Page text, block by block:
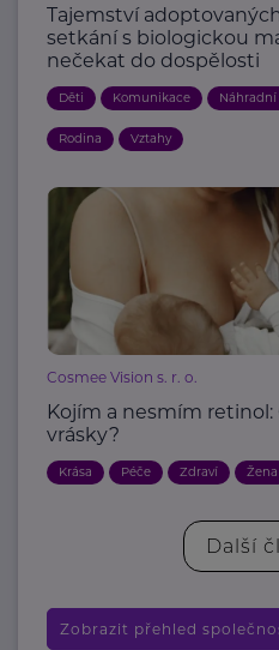
Tajemství
setkání s biologickou
nečekat do dospělosti
Děti Komunikace Náhradní
Rodina Vztahy
Cosmee Vision s. r. o.
Kojím a nesmím
vrásky?
Krása Péče Zdraví Žena
Další
Zobrazit přehled